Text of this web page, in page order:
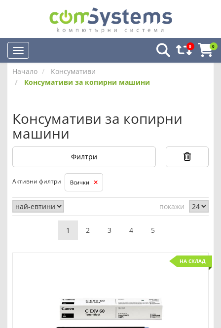
0 0
Начало
Консумативи
Консумативи за копирни машини
Консумативи за копирни
машини
Филтри
Активни филтри Всички
покажи
1 2 3 4 5
НА СКЛАД